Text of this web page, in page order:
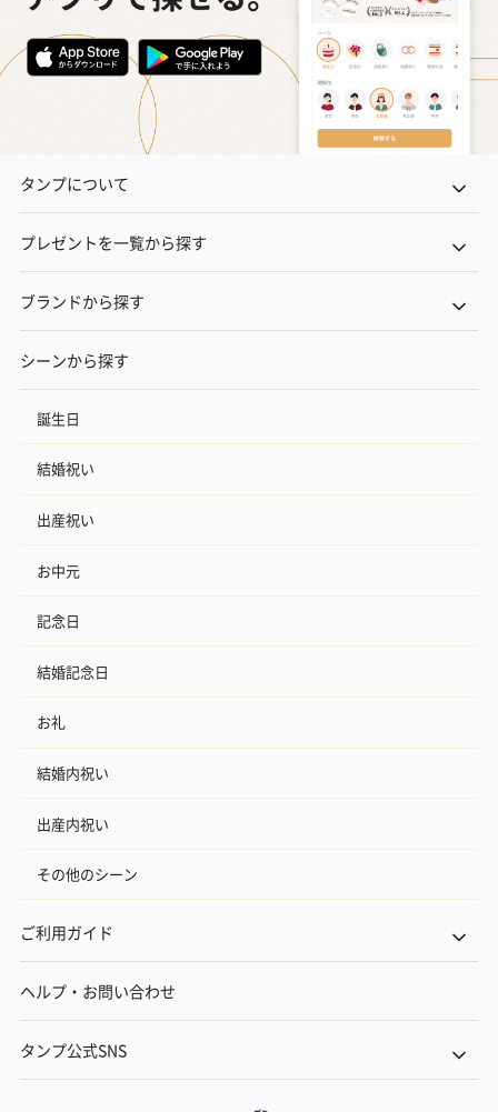
タンプについて
プレゼントを一覧から探す
ブランドから探す
シーンから探す
誕生日
結婚祝い
出産祝い
お中元
記念日
結婚記念日
お礼
結婚内祝い
出産内祝い
その他のシーン
ご利用ガイド
ヘルプ・お問い合わせ
タンプ公式SNS